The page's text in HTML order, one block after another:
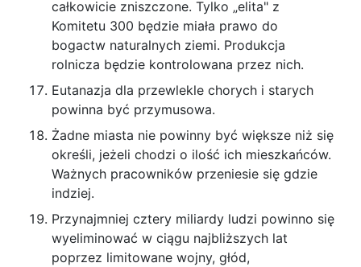
całkowicie zniszczone. Tylko „elita" z
Komitetu 300 będzie miała prawo do
bogactw naturalnych ziemi. Produkcja
rolnicza będzie kontrolowana przez nich.
Eutanazja dla przewlekle chorych i starych
powinna być przymusowa.
Żadne miasta nie powinny być większe niż się
określi, jeżeli chodzi o ilość ich mieszkańców.
Ważnych pracowników przeniesie się gdzie
indziej.
Przynajmniej cztery miliardy ludzi powinno się
wyeliminować w ciągu najbliższych lat
poprzez limitowane wojny, głód,